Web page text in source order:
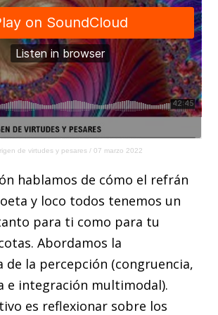
de virtudes y pesares / 07 marzo 2022
hablamos de cómo el refrán
y loco todos tenemos un
para ti como para tu
Abordamos la
de la percepción (congruencia,
e integración multimodal).
es reflexionar sobre los